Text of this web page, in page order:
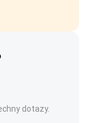
dotazy.